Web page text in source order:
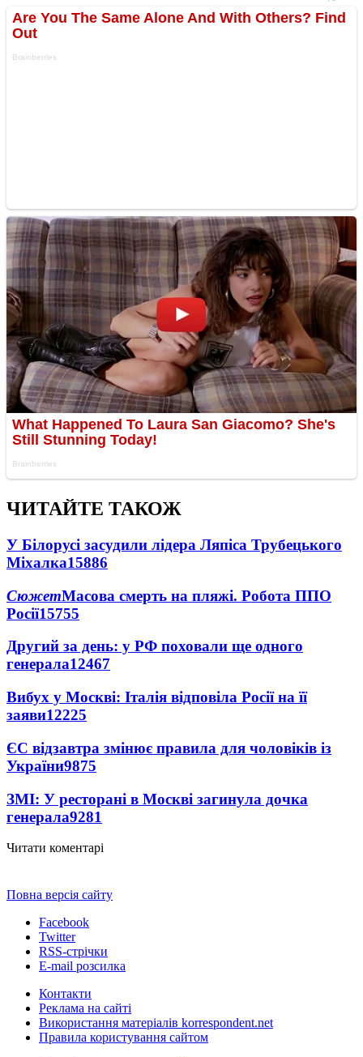
ЧИТАЙТЕ ТАКОЖ
У Білорусі засудили лідера Ляпіса Трубецького
Міхалка15886
СюжетМасова смерть на пляжі. Робота ППО
Росії15755
Другий за день: у РФ поховали ще одного
генерала12467
Вибух у Москві: Італія відповіла Росії на її
заяви12225
ЄС відзавтра змінює правила для чоловіків із
України9875
ЗМІ: У ресторані в Москві загинула дочка
генерала9281
Читати коментарі
Повна версія сайту
Facebook
Twitter
RSS-стрічки
E-mail розсилка
Контакти
Реклама на сайті
Використання матеріалів korrespondent.net
Правила користування сайтом